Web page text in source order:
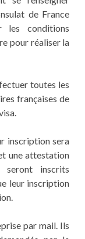
de France
les conditions
pour réaliser la
toutes les
françaises de
inscription sera
une attestation
seront inscrits
leur inscription
par mail. Ils